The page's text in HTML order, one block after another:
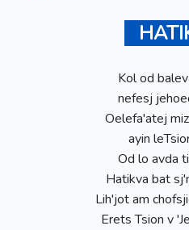
Kol od
nefesj
Oelefa'atej
ayin
Od lo avda
Hatikva bat
Lih'jot am
Erets Tsion v